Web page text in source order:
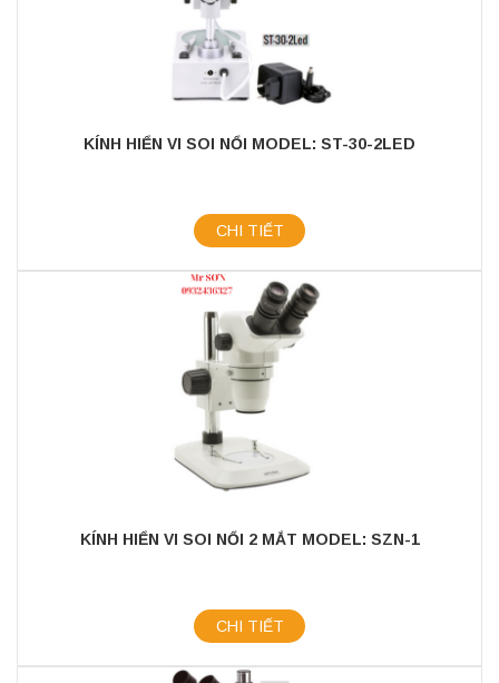
KÍNH HIỂN VI SOI NỔI MODEL: ST-30-2LED
CHI TIẾT
KÍNH HIỂN VI SOI NỔI 2 MẮT MODEL: SZN-1
CHI TIẾT